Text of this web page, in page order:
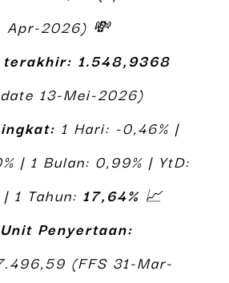
Apr-2026) 💸
terakhir: 1.548,9368
13-Mei-2026)
1 Hari: -0,46% |
| 1 Bulan: 0,99% | YtD:
| 1 Tahun: 17,64% 📈
Unit Penyertaan:
(FFS 31-Mar-